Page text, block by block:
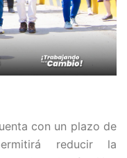
con un plazo de
reducir la